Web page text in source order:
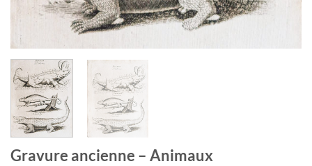
Gravure ancienne – Animaux